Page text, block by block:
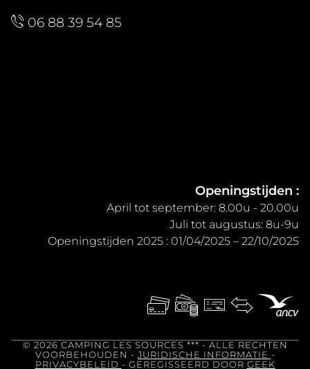
06 88 39 54 85
Openingstijden :
April tot september: 8.00u - 20.00u
Juli tot augustus: 8u-9u
Openingstijden 2025 : 01/04/2025 – 22/10/2025
© 2026 CAMPING LES SOURCES *** - ALLE RECHTEN
VOORBEHOUDEN - JURIDISCHE INFORMATIE -
PRIVACYBELEID - GEREGISSEERD DOOR GEEK